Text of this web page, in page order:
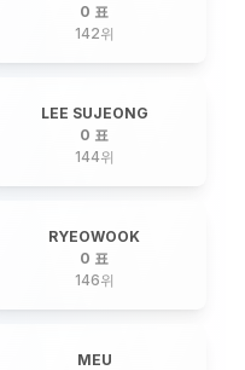
0 표
142위
LEE SUJEONG
0 표
144위
RYEOWOOK
0 표
146위
MEU